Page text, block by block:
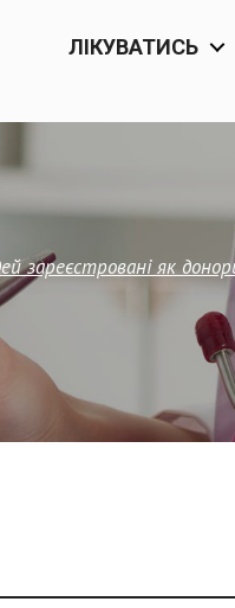
ЛІКУВАТИСЬ
зареєстровані як